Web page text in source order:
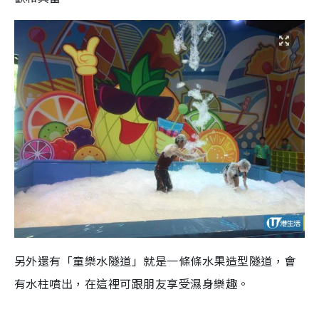
另外還有「童樂水隧道」就是一條條水果造型隧道，會
有水柱噴出，在這裡可跟朋友享受濕身樂趣。